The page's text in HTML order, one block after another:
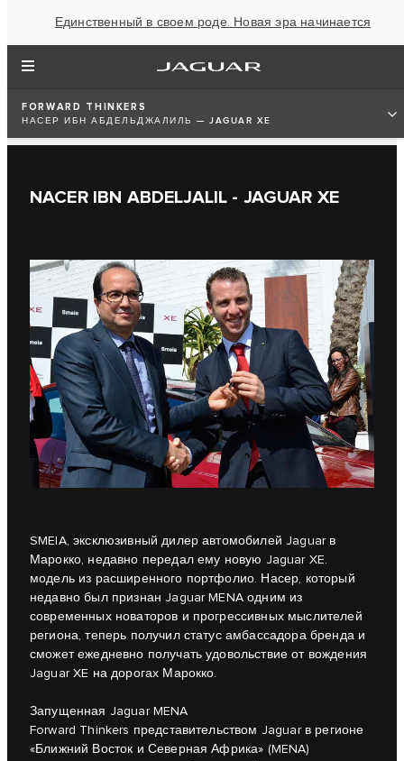
Единственный в своем роде. Новая эра начинается
FORWARD THINKERS
НАСЕР ИБН АБДЕЛЬДЖАЛИЛЬ — JAGUAR XE
NACER IBN ABDELJALIL - JAGUAR XE
SMEIA, эксклюзивный дилер автомобилей Jaguar в
Марокко, недавно передал ему новую Jaguar XE.
модель из расширенного портфолио. Насер, который
недавно был признан Jaguar MENA одним из
современных новаторов и прогрессивных мыслителей
региона, теперь получил статус амбассадора бренда и
сможет ежедневно получать удовольствие от вождения
Jaguar XE на дорогах Марокко.
Запущенная Jaguar MENA
Forward Thinkers представительством Jaguar в регионе
«Ближний Восток и Северная Африка» (MENA)